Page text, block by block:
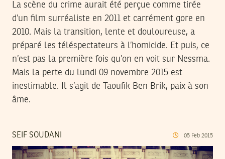
La scène du crime aurait été perçue comme tirée
d’un film surréaliste en 2011 et carrément gore en
2010. Mais la transition, lente et douloureuse, a
préparé les téléspectateurs à l’homicide. Et puis, ce
n’est pas la première fois qu’on en voit sur Nessma.
Mais la perte du lundi 09 novembre 2015 est
inestimable. Il s’agit de Taoufik Ben Brik, paix à son
âme.
SEIF SOUDANI 05 Feb 2015